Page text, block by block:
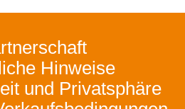
Hinweise
und Privatsphäre